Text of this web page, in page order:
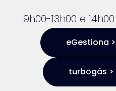
9h00-13h00 e
eGestiona >
turbogás >